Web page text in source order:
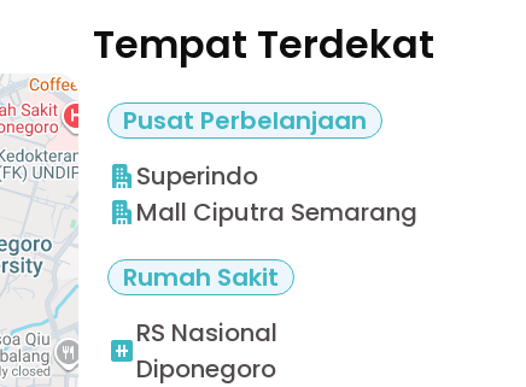
Tempat Terdekat
Pusat Perbelanjaan
Superindo
Mall Ciputra Semarang
Rumah Sakit
RS Nasional
Diponegoro